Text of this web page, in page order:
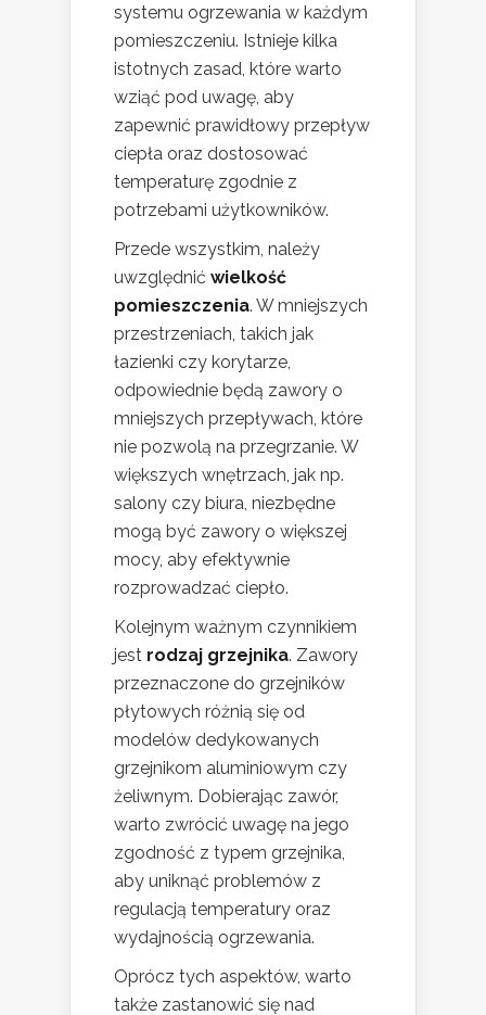
systemu ogrzewania w każdym
pomieszczeniu. Istnieje kilka
istotnych zasad, które warto
wziąć pod uwagę, aby
zapewnić prawidłowy przepływ
ciepła oraz dostosować
temperaturę zgodnie z
potrzebami użytkowników.
Przede wszystkim, należy
uwzględnić wielkość
pomieszczenia. W mniejszych
przestrzeniach, takich jak
łazienki czy korytarze,
odpowiednie będą zawory o
mniejszych przepływach, które
nie pozwolą na przegrzanie. W
większych wnętrzach, jak np.
salony czy biura, niezbędne
mogą być zawory o większej
mocy, aby efektywnie
rozprowadzać ciepło.
Kolejnym ważnym czynnikiem
jest rodzaj grzejnika. Zawory
przeznaczone do grzejników
płytowych różnią się od
modelów dedykowanych
grzejnikom aluminiowym czy
żeliwnym. Dobierając zawór,
warto zwrócić uwagę na jego
zgodność z typem grzejnika,
aby uniknąć problemów z
regulacją temperatury oraz
wydajnością ogrzewania.
Oprócz tych aspektów, warto
także zastanowić się nad